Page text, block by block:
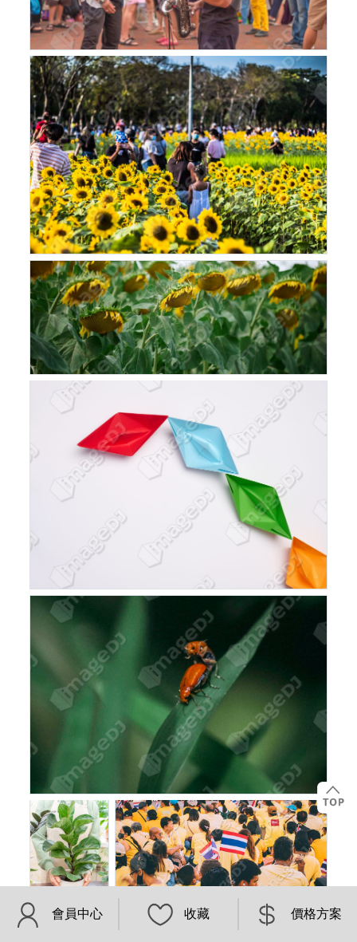
會員中心 收藏 價格方案